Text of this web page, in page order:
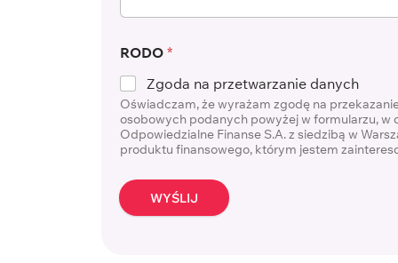
RODO *
Zgoda na przetwarzanie danych
Oświadczam, że wyrażam zgodę na
osobowych podanych powyżej w formularzu, w
Odpowiedzialne Finanse S.A. z siedzibą w
produktu finansowego, którym jestem
WYŚLIJ